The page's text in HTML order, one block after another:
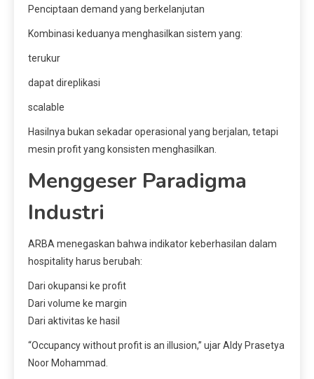
Penciptaan demand yang berkelanjutan
Kombinasi keduanya menghasilkan sistem yang:
terukur
dapat direplikasi
scalable
Hasilnya bukan sekadar operasional yang berjalan, tetapi
mesin profit yang konsisten menghasilkan.
Menggeser Paradigma
Industri
ARBA menegaskan bahwa indikator keberhasilan dalam
hospitality harus berubah:
Dari okupansi ke profit
Dari volume ke margin
Dari aktivitas ke hasil
“Occupancy without profit is an illusion,” ujar Aldy Prasetya
Noor Mohammad.